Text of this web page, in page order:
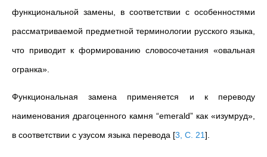
функциональной замены, в соответствии с особенностями
рассматриваемой предметной терминологии русского языка,
что приводит к формированию словосочетания «овальная
огранка».
Функциональная замена применяется и к переводу
наименования драгоценного камня “emerald” как «изумруд»,
в соответствии с узусом языка перевода [3, C. 21]